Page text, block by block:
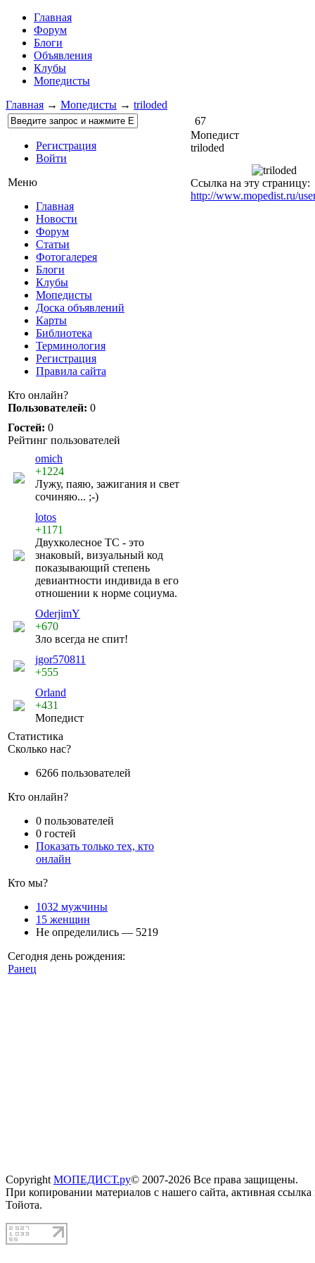
Главная
Форум
Блоги
Объявления
Клубы
Мопедисты
Главная → Мопедисты → triloded
Регистрация
Войти
Меню
Главная
Новости
Форум
Статьи
Фотогалерея
Блоги
Клубы
Мопедисты
Доска объявлений
Карты
Библиотека
Терминология
Регистрация
Правила сайта
Кто онлайн?
Пользователей: 0
Гостей: 0
Рейтинг пользователей
omich
+1224
Лужу, паяю, зажигания и свет
сочиняю... ;-)
lotos
+1171
Двухколесное ТС - это
знаковый, визуальный код
показывающий степень
девиантности индивида в его
отношении к норме социума.
OderjimY
+670
Зло всегда не спит!
jgor570811
+555
Orland
+431
Мопедист
Статистика
Сколько нас?
6266 пользователей
Кто онлайн?
0 пользователей
0 гостей
Показать только тех, кто
онлайн
Кто мы?
1032 мужчины
15 женщин
Не определились — 5219
Сегодня день рождения:
Ранец
67
Мопедист
triloded
Ссылка на эту страницу:
http://www.mopedist.ru/
Copyright МОПЕДИСТ.ру© 2007-2026 Все права защищены.
При копировании материалов с нашего сайта, активная
Тойота.